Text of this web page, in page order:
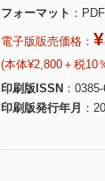
フォーマット
電子版販売価格：
(本体¥2,800＋税10
印刷版ISSN
印刷版発行年月